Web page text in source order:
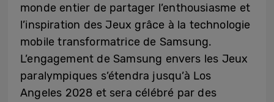
monde entier de partager l’enthousiasme et
l’inspiration des Jeux grâce à la technologie
mobile transformatrice de Samsung.
L’engagement de Samsung envers les Jeux
paralympiques s’étendra jusqu’à Los
Angeles 2028 et sera célébré par des